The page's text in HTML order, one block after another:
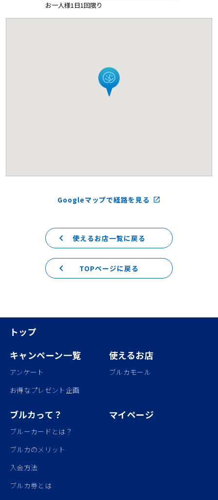
お一人様1日1回限り
Googleマップで経路を見る launch
使えるお店一覧に戻る
keyboard_arrow_left
TOPページに戻る
keyboard_arrow_left
トップ
キャンペーン一覧
アンケート
お得なプレゼント企画
使えるお店
ブルカモール
ブルカって？
ブルーカードとは？
ブルカのメリット
入会方法
ブルカ券とは
マイページ